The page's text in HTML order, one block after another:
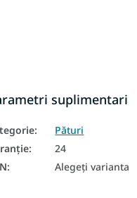
suplimentari
:
Pături
:
24
: Alegeţi varianta